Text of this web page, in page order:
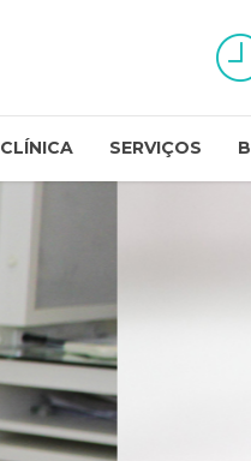
CLÍNICA SERVIÇOS